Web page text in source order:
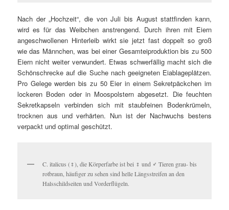
Nach der „Hochzeit“, die von Juli bis August stattfinden kann,
wird es für das Weibchen anstrengend. Durch ihren mit Eiern
angeschwollenen Hinterleib wirkt sie jetzt fast doppelt so groß
wie das Männchen, was bei einer Gesamteiproduktion bis zu 500
Eiern nicht weiter verwundert. Etwas schwerfällig macht sich die
Schönschrecke auf die Suche nach geeigneten Eiablageplätzen.
Pro Gelege werden bis zu 50 Eier in einem Sekretpäckchen im
lockeren Boden oder in Moospolstern abgesetzt. Die feuchten
Sekretkapseln verbinden sich mit staubfeinen Bodenkrümeln,
trocknen aus und verhärten. Nun ist der Nachwuchs bestens
verpackt und optimal geschützt.
C. italicus (♀), die Körperfarbe ist bei ♀ und ♂ Tieren grau- bis
rotbraun, häufiger zu sehen sind helle Längsstreifen an den
Halsschildseiten und Vorderflügeln.